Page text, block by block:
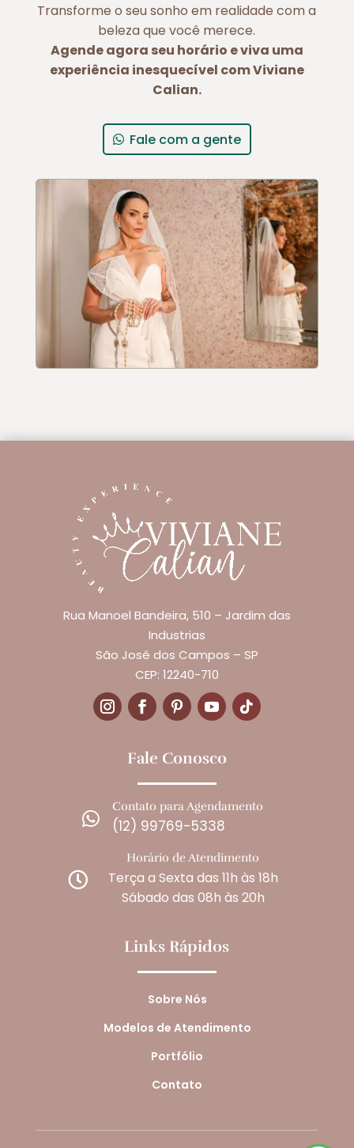
Transforme o seu sonho em realidade com a
beleza que você merece.
Agende agora seu horário e viva uma
experiência inesquecível com Viviane
Calian.
Fale com a gente
Rua Manoel Bandeira, 510 – Jardim das
Industrias
São José dos Campos – SP
CEP: 12240-710
Fale Conosco

Contato para Agendamento
(12) 99769-5338

Horário de Atendimento
Terça a Sexta das 11h às 18h
Sábado das 08h às 20h
Links Rápidos
Sobre Nós
Modelos de Atendimento
Portfólio
Contato